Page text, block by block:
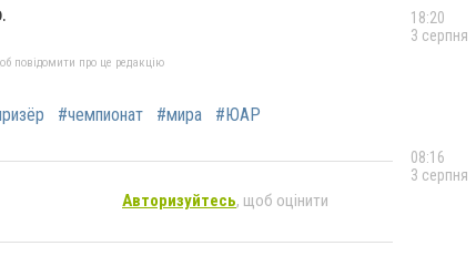
повідомити про це редакцію
#чемпионат #мира #ЮАР
Авторизуйтесь, щоб оцінити
18:20
3 серпня
08:16
3 серпня